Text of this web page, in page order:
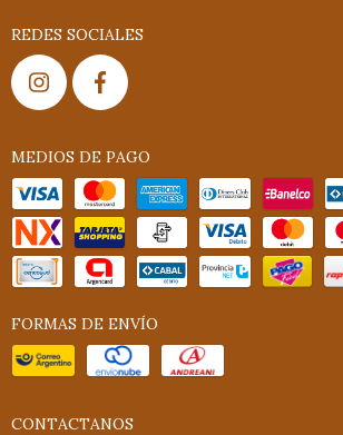
REDES SOCIALES
MEDIOS DE PAGO
FORMAS DE ENVÍO
CONTACTANOS